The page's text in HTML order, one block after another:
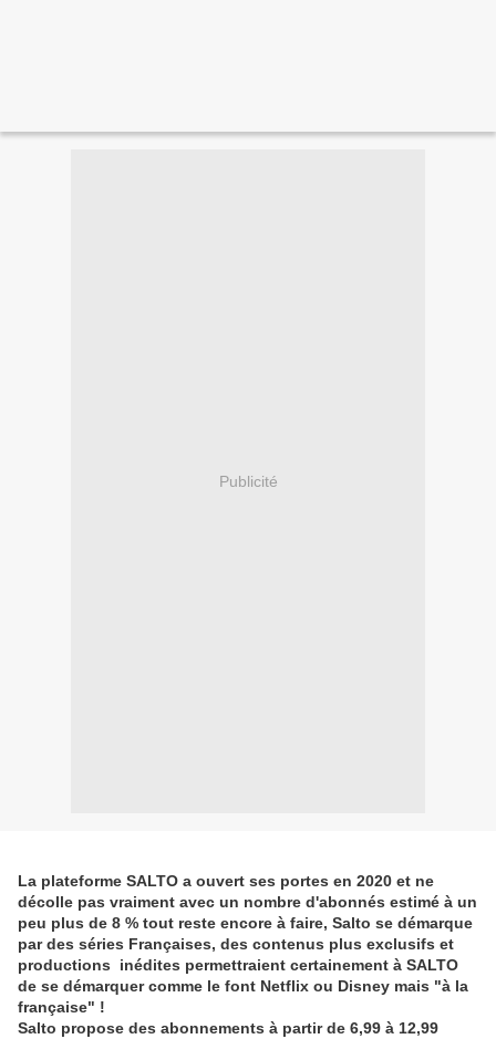
Publicité
La plateforme SALTO a ouvert ses portes en 2020 et ne
décolle pas vraiment avec un nombre d'abonnés estimé à un
peu plus de 8 % tout reste encore à faire, Salto se démarque
par des séries Françaises, des contenus plus exclusifs et
productions inédites permettraient certainement à SALTO
de se démarquer comme le font Netflix ou Disney mais "à la
française" !
Salto propose des abonnements à partir de 6,99 à 12,99